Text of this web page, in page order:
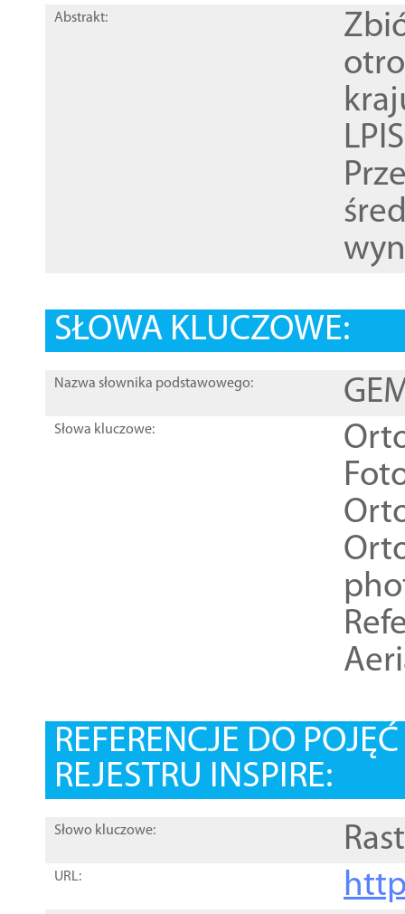
Abstrakt:
SŁOWA KLUCZOWE:
Nazwa słownika podstawowego:
Słowa kluczowe:
REFERENCJE DO
REJESTRU INSPIRE:
Słowo kluczowe:
URL: